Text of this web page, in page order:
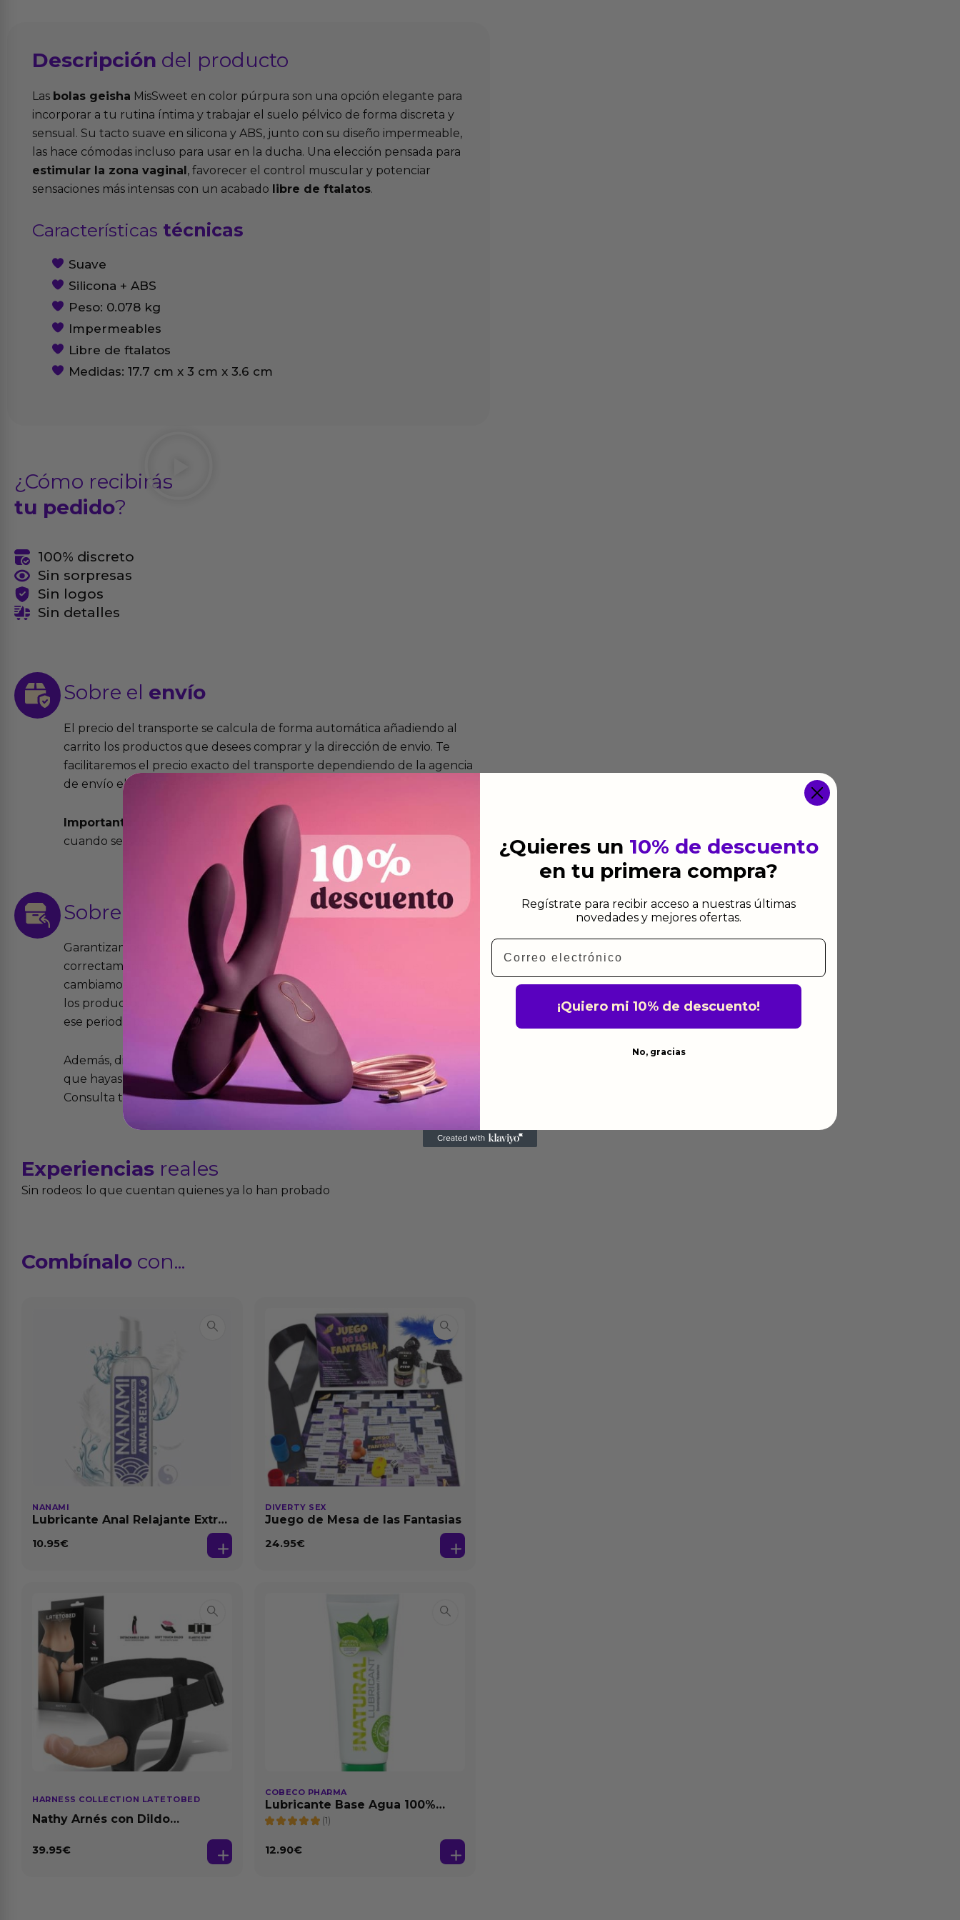
Descripción del producto
Las bolas geisha MisSweet en color púrpura son una opción elegante para
incorporar a tu rutina íntima y trabajar el suelo pélvico de forma discreta y
sensual. Su tacto suave en silicona y ABS, junto con su diseño impermeable,
las hace cómodas incluso para usar en la ducha. Una elección pensada para
estimular la zona vaginal, favorecer el control muscular y potenciar
sensaciones más intensas con un acabado libre de ftalatos.
Características técnicas
Suave
Silicona + ABS
Peso: 0.078 kg
Impermeables
Libre de ftalatos
Medidas: 17.7 cm x 3 cm x 3.6 cm
¿Cómo recibirás
tu pedido?
100% discreto
Sin sorpresas
Sin logos
Sin detalles
Sobre el envío
El precio del transporte se calcula de forma automática añadiendo al
carrito los productos que desees comprar y la dirección de envio. Te
facilitaremos el precio exacto del transporte dependiendo de la agencia
de envío elegida y el modo.
Importante:
Todos los pedidos son expedidos el mismo dia siempre y
cuando se cursen antes de las 13:00 horas y en días laborables.
Sobre las devoluciones
Garantizamos que los productos que vendemos funcionan
correctamente y que si tienen algún defecto de fabricación te lo
cambiamos sin costo alguno. La ley de 2 años de garantía significa que
los productos tienen garantía contra defectos de fabricación durante
ese periodo pero no por mal uso o uso indebido.
Además, dispones de 15 días desde la entrega para devolver productos
que hayas recibido y que simplemente no te gusten o no los quieras.
Consulta todos los detalles en nuestra política de devoluciones.
Experiencias reales
Sin rodeos: lo que cuentan quienes ya lo han probado
Combínalo con...
NANAMI
Lubricante Anal Relajante Extra
10.95€
DIVERTY SEX
Juego de Mesa de las Fantasias
24.95€
HARNESS COLLECTION LATETOBED
Nathy Arnés con Dildo
39.95€
COBECO PHARMA
Lubricante Base Agua 100%
Natural 125 ml
(1)
12.90€
¿Quieres un 10% de descuento
en tu primera compra?
Regístrate para recibir acceso a nuestras últimas
novedades y mejores ofertas.
Email
¡Quiero mi 10% de descuento!
No, gracias